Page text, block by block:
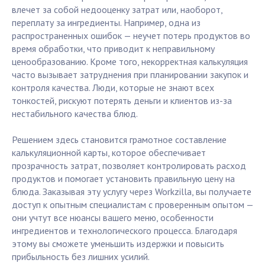
влечет за собой недооценку затрат или, наоборот,
переплату за ингредиенты. Например, одна из
распространенных ошибок — неучет потерь продуктов во
время обработки, что приводит к неправильному
ценообразованию. Кроме того, некорректная калькуляция
часто вызывает затруднения при планировании закупок и
контроля качества. Люди, которые не знают всех
тонкостей, рискуют потерять деньги и клиентов из-за
нестабильного качества блюд.
Решением здесь становится грамотное составление
калькуляционной карты, которое обеспечивает
прозрачность затрат, позволяет контролировать расход
продуктов и помогает установить правильную цену на
блюда. Заказывая эту услугу через Workzilla, вы получаете
доступ к опытным специалистам с проверенным опытом —
они учтут все нюансы вашего меню, особенности
ингредиентов и технологического процесса. Благодаря
этому вы сможете уменьшить издержки и повысить
прибыльность без лишних усилий.